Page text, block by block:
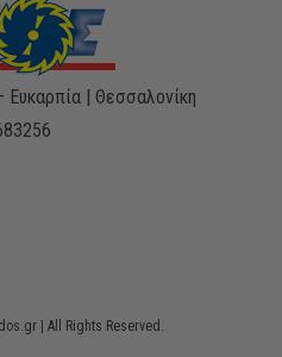
Ευκαρπία | Θεσσαλονίκη
| All Rights Reserved.